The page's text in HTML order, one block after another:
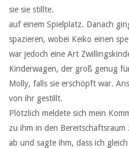
sie sie stillte.
auf einem Spielplatz. Danach
spazieren, wobei Keiko einen
war jedoch eine Art
Kinderwagen, der groß genug
Molly, falls sie erschöpft war.
von ihr gestillt.
Plötzlich meldete sich mein
zu ihm in den
ab und sagte ihm, dass ich